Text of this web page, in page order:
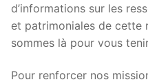
d’informations sur les
et patrimoniales de cette
sommes là pour vous
Pour renforcer nos